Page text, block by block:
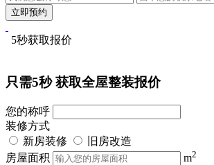
5秒获取报价
只需5秒获取全屋整装报价
您的称呼
装修方式
新房装修
旧房改造
房屋面积
m2